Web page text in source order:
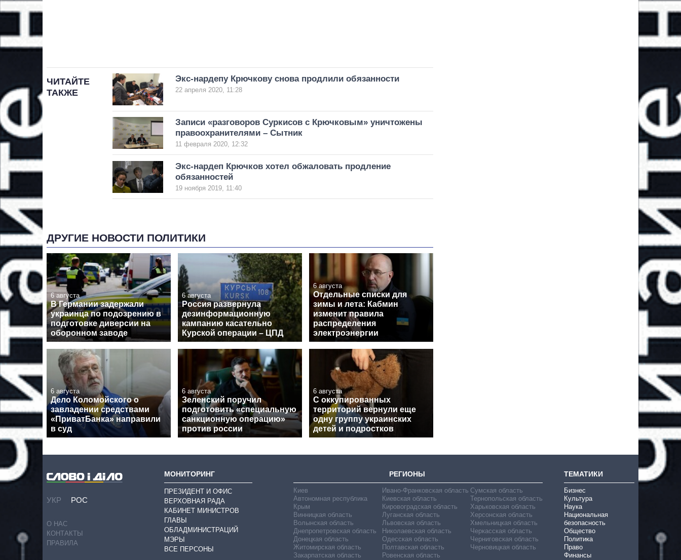
ЧИТАЙТЕ
ТАКЖЕ
Экс-нардепу Крючкову снова продлили обязанности
22 апреля 2020, 11:28
Записи «разговоров Суркисов с Крючковым» уничтожены
правоохранителями – Сытник
11 февраля 2020, 12:32
Экс-нардеп Крючков хотел обжаловать продление
обязанностей
19 ноября 2019, 11:40
ДРУГИЕ НОВОСТИ ПОЛИТИКИ
6 августа
В Германии задержали
украинца по подозрению в
подготовке диверсии на
оборонном заводе
6 августа
Россия развернула
дезинформационную
кампанию касательно
Курской операции – ЦПД
6 августа
Отдельные списки для
зимы и лета: Кабмин
изменит правила
распределения
электроэнергии
6 августа
Дело Коломойского о
завладении средствами
«ПриватБанка» направили
в суд
6 августа
Зеленский поручил
подготовить «специальную
санкционную операцию»
против россии
6 августа
С оккупированных
территорий вернули еще
одну группу украинских
детей и подростков
УКР РОС
О НАС
КОНТАКТЫ
ПРАВИЛА
МОНИТОРИНГ
ПРЕЗИДЕНТ И ОФИС
ВЕРХОВНАЯ РАДА
КАБИНЕТ МИНИСТРОВ
ГЛАВЫ
ОБЛАДМИНИСТРАЦИЙ
МЭРЫ
ВСЕ ПЕРСОНЫ
РЕГИОНЫ
Киев
Автономная республика
Крым
Винницкая область
Волынская область
Днепропетровская область
Донецкая область
Житомирская область
Закарпатская область
Ивано-Франковская область
Киевская область
Кировоградская область
Луганская область
Львовская область
Николаевская область
Одесская область
Полтавская область
Ровенская область
Сумская область
Тернопольская область
Харьковская область
Херсонская область
Хмельницкая область
Черкасская область
Черниговская область
Черновицкая область
ТЕМАТИКИ
Бизнес
Культура
Наука
Национальная
безопасность
Общество
Политика
Право
Финансы